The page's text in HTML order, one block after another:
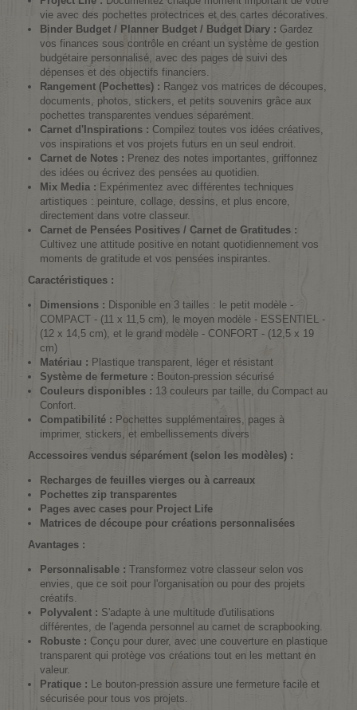
vie avec des pochettes protectrices et des cartes décoratives.
Binder Budget / Planner Budget / Budget Diary : Gardez
vos finances sous contrôle en créant un système de gestion
budgétaire personnalisé, avec des pages de suivi des
dépenses et des objectifs financiers.
Rangement (Pochettes) : Rangez vos matrices de découpes,
documents, photos, stickers, et petits souvenirs grâce aux
pochettes transparentes vendues séparément.
Carnet d'Inspirations : Compilez toutes vos idées créatives,
vos inspirations et vos projets futurs en un seul endroit.
Carnet de Notes : Prenez des notes importantes, griffonnez
des idées ou écrivez des pensées au quotidien.
Mix Media : Expérimentez avec différentes techniques
artistiques : peinture, collage, dessins, et plus encore,
directement dans votre classeur.
Carnet de Pensées Positives / Carnet de Gratitudes :
Cultivez une attitude positive en notant quotidiennement vos
moments de gratitude et vos pensées inspirantes.
Caractéristiques :
Dimensions : Disponible en 3 tailles : le petit modèle -
COMPACT - (11 x 11,5 cm), le moyen modèle - ESSENTIEL -
(12 x 14,5 cm), et le grand modèle - CONFORT - (12,5 x 19
cm)
Matériau : Plastique transparent, léger et résistant
Système de fermeture : Bouton-pression sécurisé
Couleurs disponibles : 13 couleurs par taille, du Compact au
Confort.
Compatibilité : Pochettes supplémentaires, pages à
imprimer, stickers, et embellissements divers
Accessoires vendus séparément (selon les modèles) :
Recharges de feuilles vierges ou à carreaux
Pochettes zip transparentes
Pages avec cases pour Project Life
Matrices de découpe pour créations personnalisées
Avantages :
Personnalisable : Transformez votre classeur selon vos
envies, que ce soit pour l'organisation ou pour des projets
créatifs.
Polyvalent : S'adapte à une multitude d'utilisations
différentes, de l'agenda personnel au carnet de scrapbooking.
Robuste : Conçu pour durer, avec une couverture en plastique
transparent qui protège vos créations tout en les mettant en
valeur.
Pratique : Le bouton-pression assure une fermeture facile et
sécurisée pour tous vos projets.